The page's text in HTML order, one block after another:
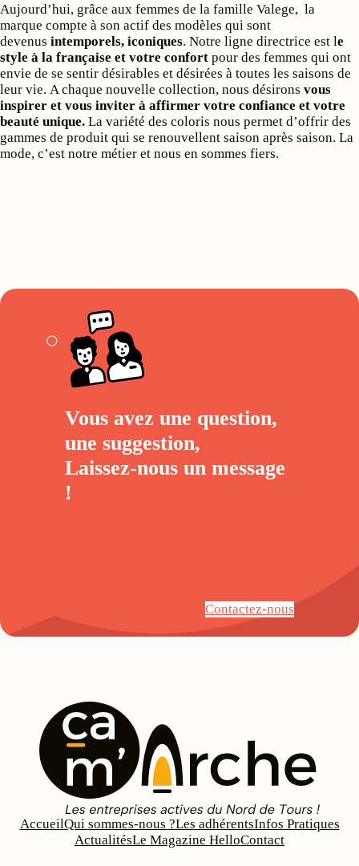
Aujourd’hui, grâce aux femmes de la famille Valege, la
marque compte à son actif des modèles qui sont
devenus intemporels, iconiques. Notre ligne directrice est le
style à la française et votre confort pour des femmes qui ont
envie de se sentir désirables et désirées à toutes les saisons de
leur vie. A chaque nouvelle collection, nous désirons vous
inspirer et vous inviter à affirmer votre confiance et votre
beauté unique. La variété des coloris nous permet d’offrir des
gammes de produit qui se renouvellent saison après saison. La
mode, c’est notre métier et nous en sommes fiers.
Vous avez une question,
une suggestion,
Laissez-nous un message
!
Contactez-nous
AccueilQui sommes-nous ?Les adhérentsInfos Pratiques
ActualitésLe Magazine HelloContact